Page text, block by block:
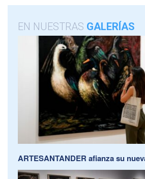
EN NUESTRAS GALERÍAS
ARTESANTANDER afianza su